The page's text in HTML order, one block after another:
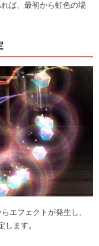
ば、最初から虹色の場
エフェクトが発生し、
ます。